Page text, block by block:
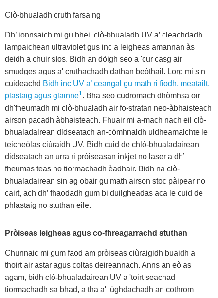
Clò-bhualadh cruth farsaing
Dh’ ionnsaich mi gu bheil clò-bhualadh UV a’ cleachdadh
lampaichean ultraviolet gus inc a leigheas amannan às
deidh a chuir sìos. Bidh an dòigh seo a 'cur casg air
smudges agus a' cruthachadh dathan beòthail. Lorg mi sin
cuideachd Bidh inc UV a’ ceangal gu math ri fiodh, meatailt,
plastaig agus glainne1. Bha seo cudromach dhòmhsa oir
dh'fheumadh mi clò-bhualadh air fo-stratan neo-àbhaisteach
airson pacadh àbhaisteach. Fhuair mi a-mach nach eil clò-
bhualadairean didseatach an-còmhnaidh uidheamaichte le
teicneòlas ciùraidh UV. Bidh cuid de chlò-bhualadairean
didseatach an urra ri pròiseasan inkjet no laser a dh’
fheumas teas no tiormachadh èadhair. Bidh na clò-
bhualadairean sin ag obair gu math airson stoc pàipear no
cairt, ach dh’ fhaodadh gum bi duilgheadas aca le cuid de
phlastaig no stuthan eile.
Pròiseas leigheas agus co-fhreagarrachd stuthan
Chunnaic mi gum faod am pròiseas ciùraigidh buaidh a
thoirt air astar agus coltas deireannach. Anns an eòlas
agam, bidh clò-bhualadairean UV a 'toirt seachad
tiormachadh sa bhad, a tha a' lùghdachadh an cothrom